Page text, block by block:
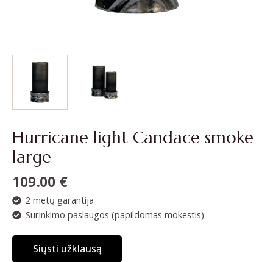
Hurricane light Candace smoke
large
109.00 €
2 metų garantija
Surinkimo paslaugos (papildomas mokestis)
Siųsti užklausą